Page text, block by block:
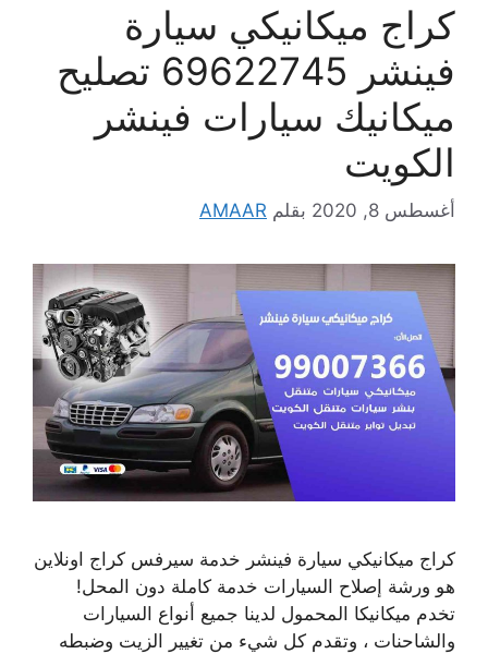
كراج ميكانيكي سيارة
فينشر 69622745 تصليح
ميكانيك سيارات فينشر
الكويت
أغسطس 8, 2020 بقلم AMAAR
كراج ميكانيكي سيارة فينشر خدمة سيرفس كراج اونلاين
هو ورشة إصلاح السيارات خدمة كاملة دون المحل!
تخدم ميكانيكا المحمول لدينا جميع أنواع السيارات
والشاحنات ، وتقدم كل شيء من تغيير الزيت وضبطه